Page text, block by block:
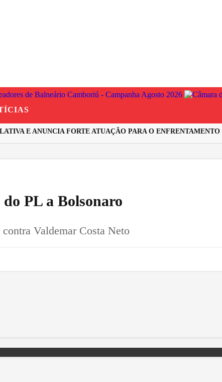
E ANUNCIA FORTE ATUAÇÃO PARA O ENFRENTAMENTO À
PL a Bolsonaro
Valdemar Costa Neto